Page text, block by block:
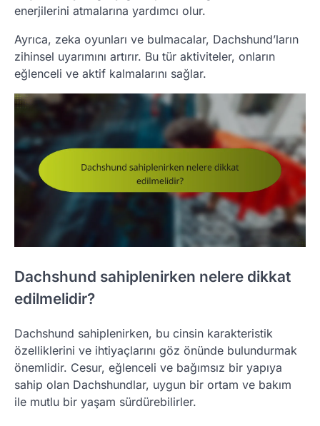
enerjilerini atmalarına yardımcı olur.
Ayrıca, zeka oyunları ve bulmacalar, Dachshund’ların
zihinsel uyarımını artırır. Bu tür aktiviteler, onların
eğlenceli ve aktif kalmalarını sağlar.
Dachshund sahiplenirken nelere dikkat
edilmelidir?
Dachshund sahiplenirken, bu cinsin karakteristik
özelliklerini ve ihtiyaçlarını göz önünde bulundurmak
önemlidir. Cesur, eğlenceli ve bağımsız bir yapıya
sahip olan Dachshundlar, uygun bir ortam ve bakım
ile mutlu bir yaşam sürdürebilirler.